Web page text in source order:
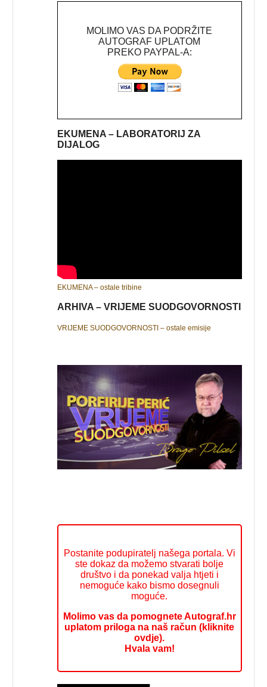
MOLIMO VAS DA PODRŽITE
AUTOGRAF UPLATOM
PREKO PAYPAL-A:
EKUMENA – LABORATORIJ ZA
DIJALOG
EKUMENA – ostale tribine
ARHIVA – VRIJEME SUODGOVORNOSTI
VRIJEME SUODGOVORNOSTI – ostale emisije
Postanite podupiratelj našega portala. Vi
ste dokaz da možemo stvarati bolje
društvo i da ponekad valja htjeti i
nemoguće kako bismo dosegnuli
moguće.
Molimo vas da pomognete Autograf.hr
uplatom priloga na naš račun (kliknite
ovdje).
Hvala vam!